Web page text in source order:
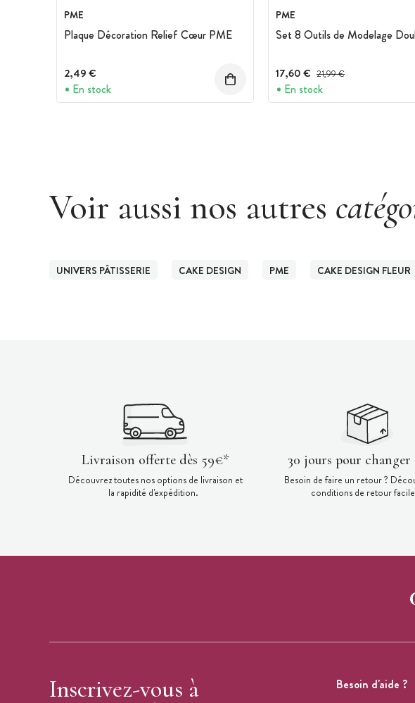
PME
Plaque Décoration Relief Cœur PME
2,49 €
En stock
PME
Set 8 Outils de Modelage
17,60 € Prix avant réduction :
21,99 €
En stock
Voir aussi nos autres
UNIVERS PÂTISSERIE CAKE DESIGN PME CAKE DESIGN FLEUR
Livraison offerte dès 59€*
Découvrez toutes nos options de livraison et
la rapidité d'expédition.
30 jours pour changer
Besoin de faire un retour ?
conditions de retour
Besoin d'aide ?
Inscrivez-vous à